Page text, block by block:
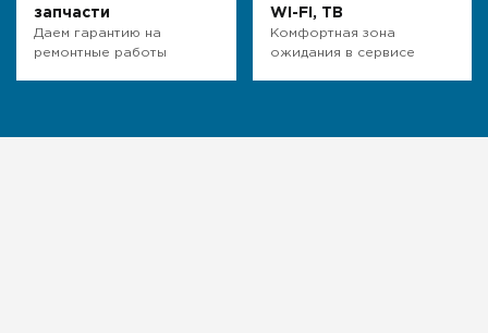
запчасти
Даем гарантию на
ремонтные работы
WI-FI, ТВ
Комфортная зона
ожидания в сервисе